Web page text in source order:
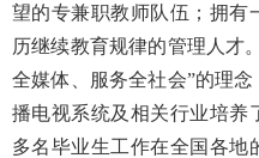
望的专兼职教师队伍；拥有
历继续教育规律的管理人才
全媒体、服务全社会”的理
播电视系统及相关行业培养
多名毕业生工作在全国各地